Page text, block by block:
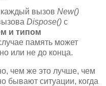
каждый вызов New()
Dispose() с
и типом
память может
или не до конца.
чем же это лучше, чем
бывают ситуации, когда